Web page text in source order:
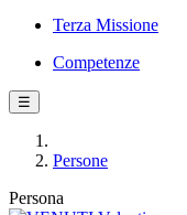
Terza Missione
Competenze
☰
Persone
Persona